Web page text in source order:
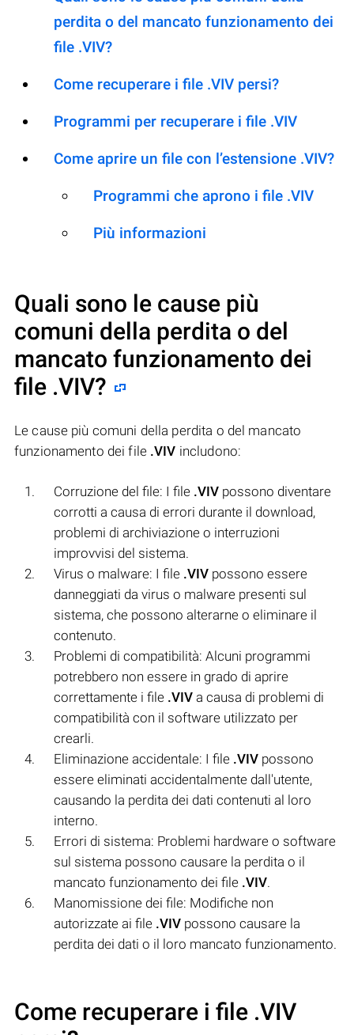
perdita o del mancato funzionamento dei
file .VIV?
Come recuperare i file .VIV persi?
Programmi per recuperare i file .VIV
Come aprire un file con l’estensione .VIV?
Programmi che aprono i file .VIV
Più informazioni
Quali sono le cause più
comuni della perdita o del
mancato funzionamento dei
file .VIV?
Le cause più comuni della perdita o del mancato
funzionamento dei file .VIV includono:
Corruzione del file: I file .VIV possono diventare
corrotti a causa di errori durante il download,
problemi di archiviazione o interruzioni
improvvisi del sistema.
Virus o malware: I file .VIV possono essere
danneggiati da virus o malware presenti sul
sistema, che possono alterarne o eliminare il
contenuto.
Problemi di compatibilità: Alcuni programmi
potrebbero non essere in grado di aprire
correttamente i file .VIV a causa di problemi di
compatibilità con il software utilizzato per
crearli.
Eliminazione accidentale: I file .VIV possono
essere eliminati accidentalmente dall'utente,
causando la perdita dei dati contenuti al loro
interno.
Errori di sistema: Problemi hardware o software
sul sistema possono causare la perdita o il
mancato funzionamento dei file .VIV.
Manomissione dei file: Modifiche non
autorizzate ai file .VIV possono causare la
perdita dei dati o il loro mancato funzionamento.
Come recuperare i file .VIV